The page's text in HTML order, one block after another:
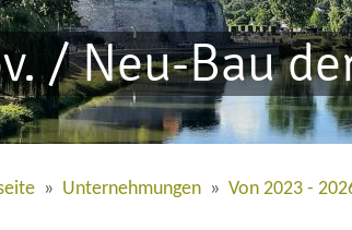
/ Neu-Bau
» Unternehmungen » Von 2023 -